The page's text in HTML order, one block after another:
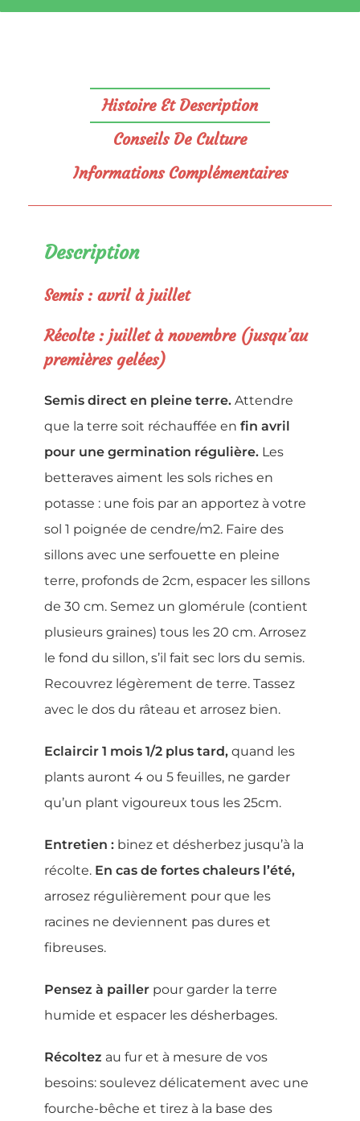
Histoire Et Description
Conseils De Culture
Informations Complémentaires
Description
Semis : avril à juillet
Récolte : juillet à novembre (jusqu’au
premières gelées)
Semis direct en pleine terre. Attendre
que la terre soit réchauffée en fin avril
pour une germination régulière. Les
betteraves aiment les sols riches en
potasse : une fois par an apportez à votre
sol 1 poignée de cendre/m2. Faire des
sillons avec une serfouette en pleine
terre, profonds de 2cm, espacer les sillons
de 30 cm. Semez un glomérule (contient
plusieurs graines) tous les 20 cm. Arrosez
le fond du sillon, s’il fait sec lors du semis.
Recouvrez légèrement de terre. Tassez
avec le dos du râteau et arrosez bien.
Eclaircir 1 mois 1/2 plus tard, quand les
plants auront 4 ou 5 feuilles, ne garder
qu’un plant vigoureux tous les 25cm.
Entretien : binez et désherbez jusqu’à la
récolte. En cas de fortes chaleurs l’été,
arrosez régulièrement pour que les
racines ne deviennent pas dures et
fibreuses.
Pensez à pailler pour garder la terre
humide et espacer les désherbages.
Récoltez au fur et à mesure de vos
besoins: soulevez délicatement avec une
fourche-bêche et tirez à la base des